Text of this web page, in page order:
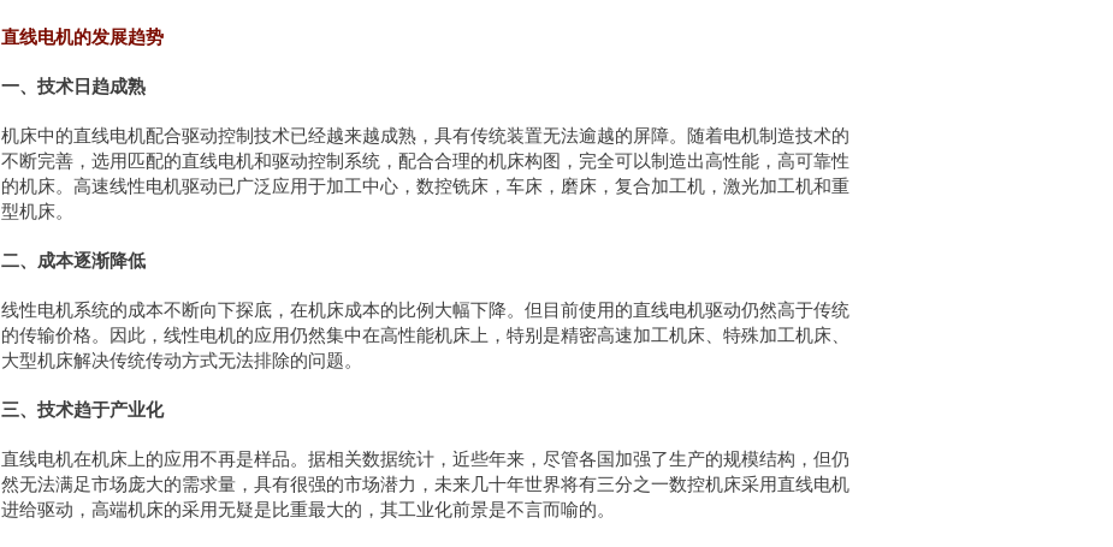
直线电机的发展趋势
一、技术日趋成熟
机床中的直线电机配合驱动控制技术已经越来越成熟，具有传统装置无法逾越的屏障。随着电机制造技术的
不断完善，选用匹配的直线电机和驱动控制系统，配合合理的机床构图，完全可以制造出高性能，高可靠性
的机床。高速线性电机驱动已广泛应用于加工中心，数控铣床，车床，磨床，复合加工机，激光加工机和重
型机床。
二、成本逐渐降低
线性电机系统的成本不断向下探底，在机床成本的比例大幅下降。但目前使用的直线电机驱动仍然高于传统
的传输价格。因此，线性电机的应用仍然集中在高性能机床上，特别是精密高速加工机床、特殊加工机床、
大型机床解决传统传动方式无法排除的问题。
三、技术趋于产业化
直线电机在机床上的应用不再是样品。据相关数据统计，近些年来，尽管各国加强了生产的规模结构，但仍
然无法满足市场庞大的需求量，具有很强的市场潜力，未来几十年世界将有三分之一数控机床采用直线电机
进给驱动，高端机床的采用无疑是比重最大的，其工业化前景是不言而喻的。